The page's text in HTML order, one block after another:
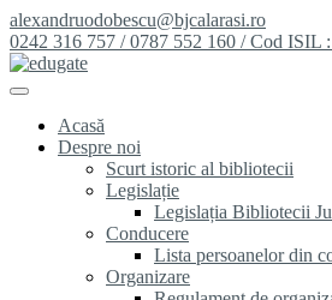
alexandruodobescu@bjcalarasi.ro
0242 316 757 / 0787 552 160 / Cod ISIL
Acasă
Despre noi
Scurt istoric al bibliotecii
Legislație
Legislația Bibliotecii
Conducere
Lista persoanelor din
Organizare